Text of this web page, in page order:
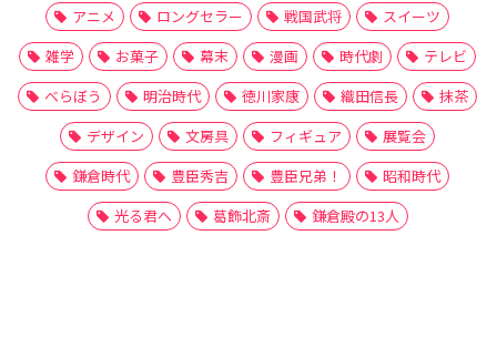
アニメ
ロングセラー 戦国武将
スイーツ
雑学
お菓子 幕末 漫画 時代劇
テレビ
べらぼう
明治時代 徳川家康 織田信長
抹茶
デザイン
文房具 フィギュア
展覧会
鎌倉時代
豊臣秀吉 豊臣兄弟！
昭和時代
光る君へ
葛飾北斎 鎌倉殿の13人